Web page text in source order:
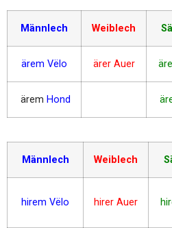
Männlech Weiblech
ärem Vëlo ärer Auer
ärem Hond
Männlech Weiblech
hirem Vëlo hirer Auer